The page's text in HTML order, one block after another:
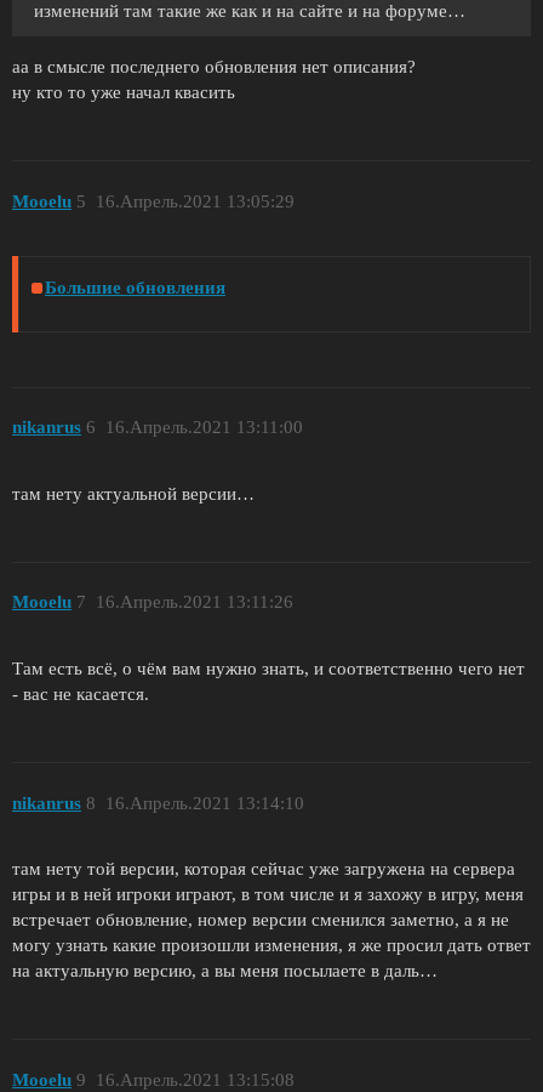
изменений там такие же как и на сайте и на форуме…
аа в смысле последнего обновления нет описания?
ну кто то уже начал квасить
Mooelu 16.Апрель.2021 13:05:29
5
Большие обновления
nikanrus 16.Апрель.2021 13:11:00
6
там нету актуальной версии…
Mooelu 16.Апрель.2021 13:11:26
7
Там есть всё, о чём вам нужно знать, и соответственно чего нет
- вас не касается.
nikanrus 16.Апрель.2021 13:14:10
8
там нету той версии, которая сейчас уже загружена на сервера
игры и в ней игроки играют, в том числе и я захожу в игру, меня
встречает обновление, номер версии сменился заметно, а я не
могу узнать какие произошли изменения, я же просил дать ответ
на актуальную версию, а вы меня посылаете в даль…
Mooelu 16.Апрель.2021 13:15:08
9